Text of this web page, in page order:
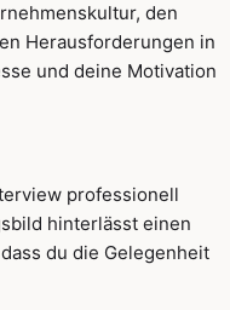
den
Herausforderungen in
und deine Motivation
professionell
hinterlässt einen
du die Gelegenheit